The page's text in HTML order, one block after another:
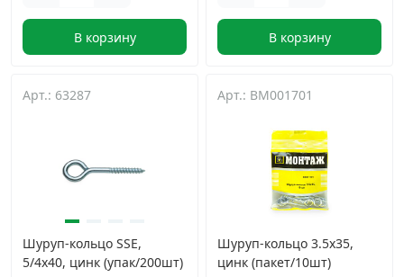
В корзину В корзину
Арт.: 63287
Шуруп-кольцо SSE,
5/4х40, цинк (упак/200шт)
Арт.: BM001701
Шуруп-кольцо 3.5х35,
цинк (пакет/10шт)